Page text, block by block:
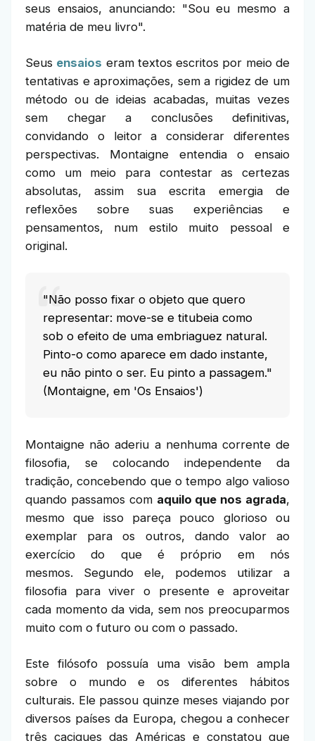
seus ensaios, anunciando: "Sou eu mesmo a
matéria de meu livro".
Seus ensaios eram textos escritos por meio de
tentativas e aproximações, sem a rigidez de um
método ou de ideias acabadas, muitas vezes
sem chegar a conclusões definitivas,
convidando o leitor a considerar diferentes
perspectivas. Montaigne entendia o ensaio
como um meio para contestar as certezas
absolutas, assim sua escrita emergia de
reflexões sobre suas experiências e
pensamentos, num estilo muito pessoal e
original.
"Não posso fixar o objeto que quero
representar: move-se e titubeia como
sob o efeito de uma embriaguez natural.
Pinto-o como aparece em dado instante,
eu não pinto o ser. Eu pinto a passagem."
(Montaigne, em 'Os Ensaios')
Montaigne não aderiu a nenhuma corrente de
filosofia, se colocando independente da
tradição, concebendo que o tempo algo valioso
quando passamos com aquilo que nos agrada,
mesmo que isso pareça pouco glorioso ou
exemplar para os outros, dando valor ao
exercício do que é próprio em nós
mesmos. Segundo ele, podemos utilizar a
filosofia para viver o presente e aproveitar
cada momento da vida, sem nos preocuparmos
muito com o futuro ou com o passado.
Este filósofo possuía uma visão bem ampla
sobre o mundo e os diferentes hábitos
culturais. Ele passou quinze meses viajando por
diversos países da Europa, chegou a conhecer
três caciques das Américas e constatou que